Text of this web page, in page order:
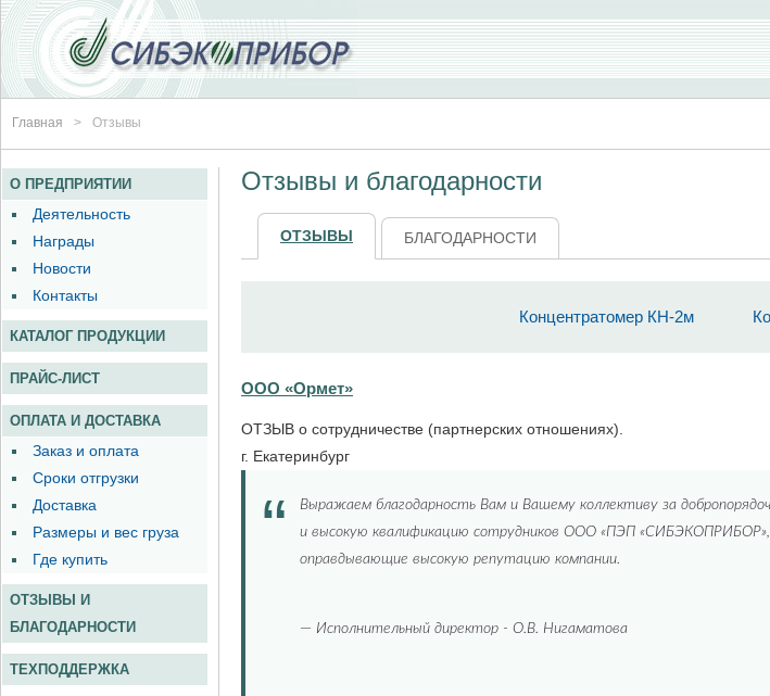
Главная > Отзывы
Отзывы и благодарности
ОТЗЫВЫ БЛАГОДАРНОСТИ
Концентратомер КН-2м
ООО «Ормет»
ОТЗЫВ о сотрудничестве (партнерских отношениях).
г. Екатеринбург
Выражаем благодарность Вам и Вашему коллективу за
и высокую квалификацию сотрудников ООО «ПЭП «СИБЭКОПРИБОР»,
оправдывающие высокую репутацию компании.
— Исполнительный директор - О.В. Нигаматова